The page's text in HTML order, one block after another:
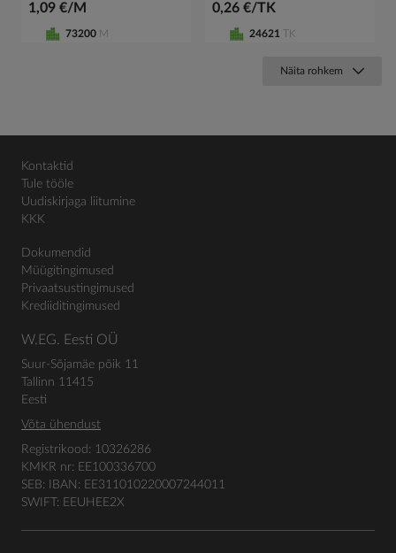
1,09 €/M
73200 M
0,26 €/TK
24621 TK
Näita rohkem
Kontaktid
Tule tööle
Uudiskirjaga liitumine
KKK
Dokumendid
Müügitingimused
Privaatsustingimused
Krediiditingimused
W.EG. Eesti OÜ
Suur-Sõjamäe põik 11
Tallinn 11415
Eesti
Võta ühendust
Registrikood: 10326286
KMKR nr: EE100336700
SEB: IBAN: EE311010220007244011
SWIFT: EEUHEE2X